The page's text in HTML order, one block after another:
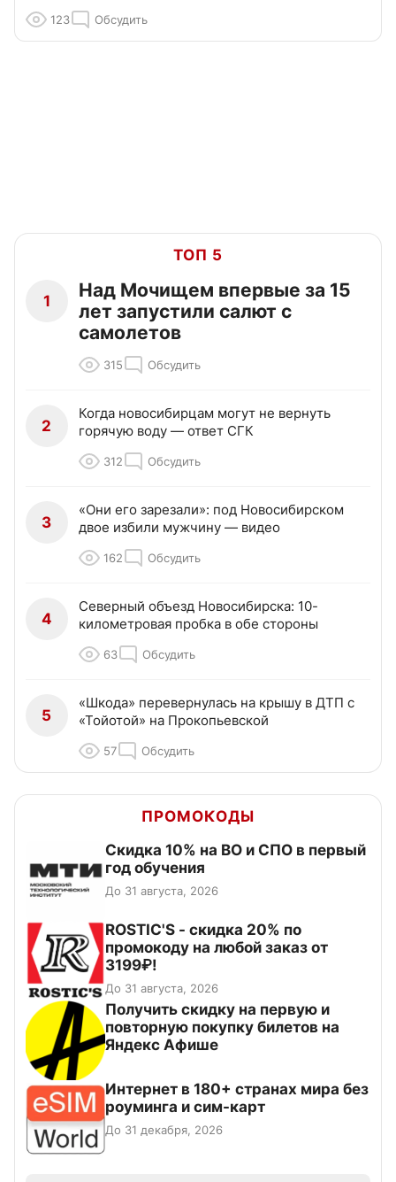
123 Обсудить
ТОП 5
1
Над Мочищем впервые за 15
лет запустили салют с
самолетов
315 Обсудить
2
Когда новосибирцам могут не вернуть
горячую воду — ответ СГК
312 Обсудить
3
«Они его зарезали»: под Новосибирском
двое избили мужчину — видео
162 Обсудить
4
Северный объезд Новосибирска: 10-
километровая пробка в обе стороны
63 Обсудить
5
«Шкода» перевернулась на крышу в ДТП с
«Тойотой» на Прокопьевской
57 Обсудить
ПРОМОКОДЫ
Скидка 10% на ВО и СПО в первый
год обучения
До 31 августа, 2026
ROSTIC'S - скидка 20% по
промокоду на любой заказ от
3199₽!
До 31 августа, 2026
Получить скидку на первую и
повторную покупку билетов на
Яндекс Афише
Интернет в 180+ странах мира без
роуминга и сим-карт
До 31 декабря, 2026